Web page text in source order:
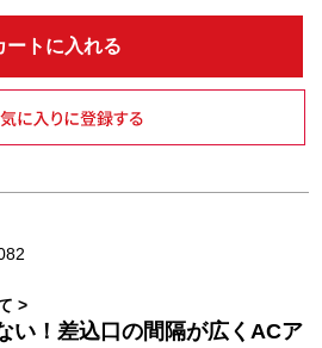
ートに入れる
>
い！差込口の間隔が広くACア